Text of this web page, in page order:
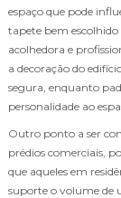
espaço que pode
tapete bem
acolhedora e
a decoração do
segura, enquanto
personalidade ao
Outro ponto a ser
prédios comerciais,
que aqueles em
suporte o volume de